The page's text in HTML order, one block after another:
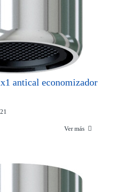
antical economizador
Ver más